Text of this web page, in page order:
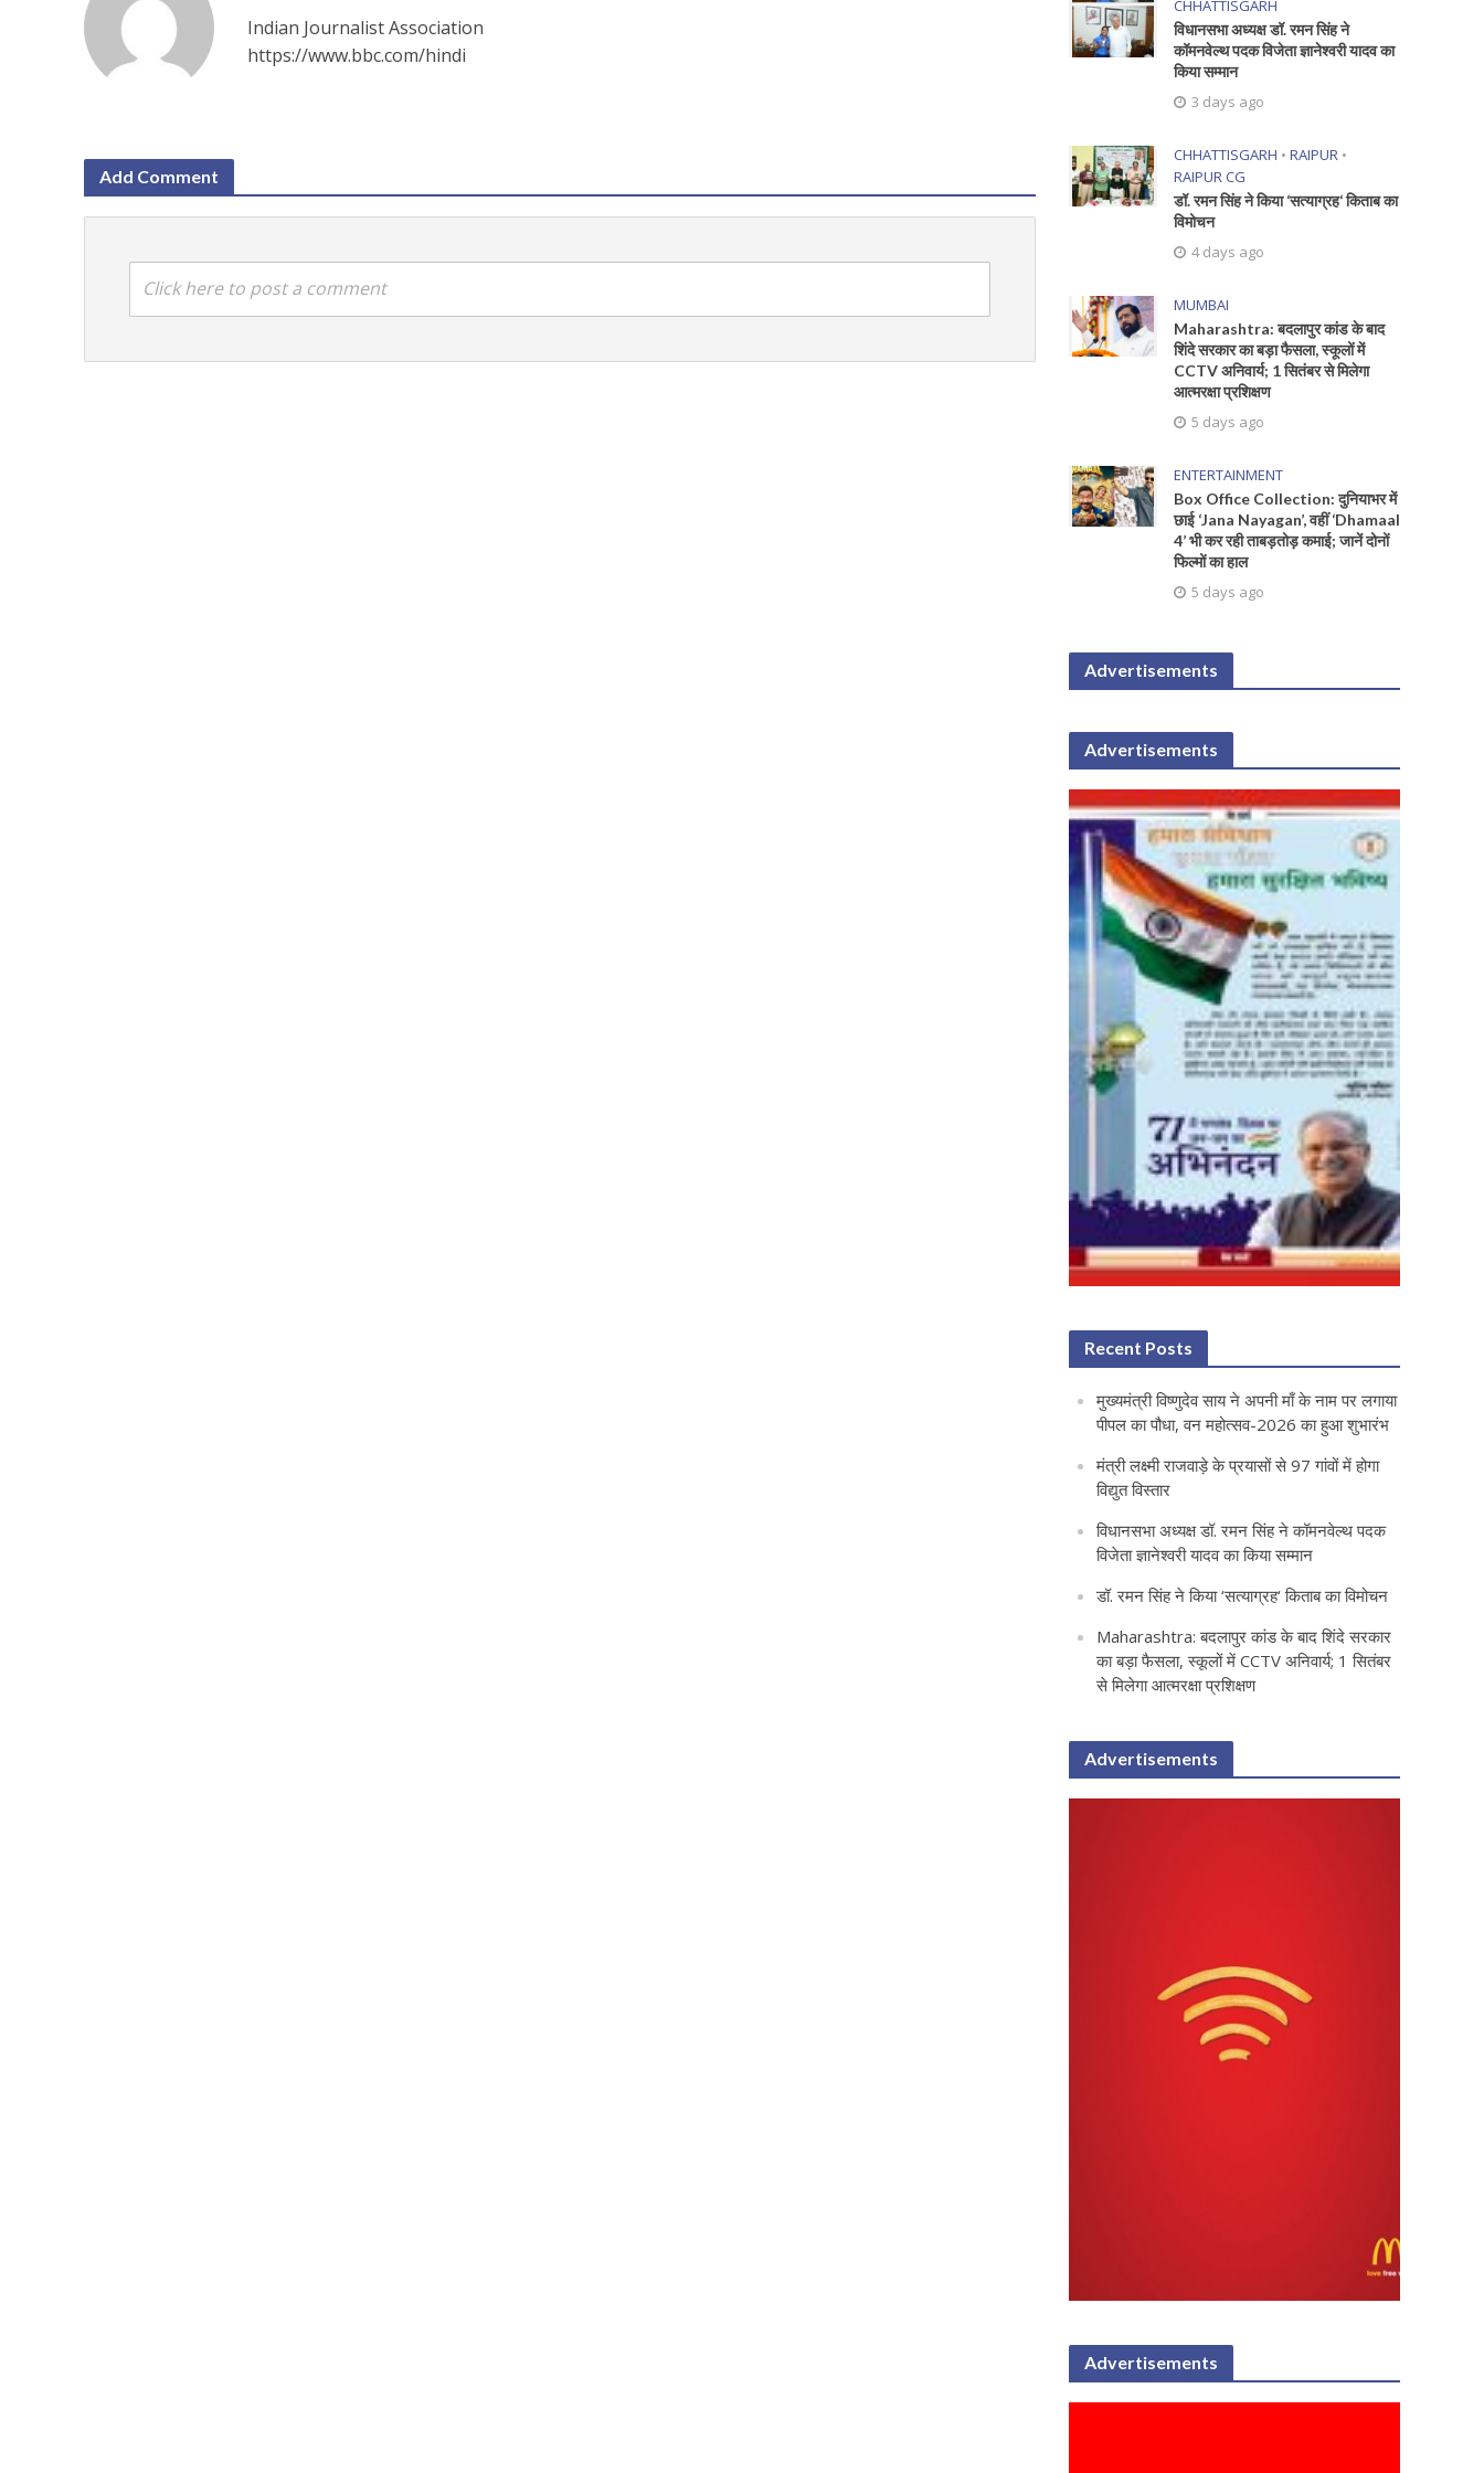
Indian Journalist Association
https://www.bbc.com/hindi
Add Comment
Click here to post a comment
CHHATTISGARH
विधानसभा अध्यक्ष डॉ. रमन सिंह ने
कॉमनवेल्थ पदक विजेता ज्ञानेश्वरी यादव का
किया सम्मान
3 days ago
CHHATTISGARH • RAIPUR •
RAIPUR CG
डॉ. रमन सिंह ने किया ‘सत्याग्रह‘ किताब का
विमोचन
4 days ago
MUMBAI
Maharashtra: बदलापुर कांड के बाद
शिंदे सरकार का बड़ा फैसला, स्कूलों में
CCTV अनिवार्य; 1 सितंबर से मिलेगा
आत्मरक्षा प्रशिक्षण
5 days ago
ENTERTAINMENT
Box Office Collection: दुनियाभर में
छाई ‘Jana Nayagan’, वहीं ‘Dhamaal
4’ भी कर रही ताबड़तोड़ कमाई; जानें दोनों
फिल्मों का हाल
5 days ago
Advertisements
Advertisements
Recent Posts
मुख्यमंत्री विष्णुदेव साय ने अपनी माँ के नाम पर लगाया
पीपल का पौधा, वन महोत्सव-2026 का हुआ शुभारंभ
मंत्री लक्ष्मी राजवाड़े के प्रयासों से 97 गांवों में होगा
विद्युत विस्तार
विधानसभा अध्यक्ष डॉ. रमन सिंह ने कॉमनवेल्थ पदक
विजेता ज्ञानेश्वरी यादव का किया सम्मान
डॉ. रमन सिंह ने किया ‘सत्याग्रह‘ किताब का विमोचन
Maharashtra: बदलापुर कांड के बाद शिंदे सरकार
का बड़ा फैसला, स्कूलों में CCTV अनिवार्य; 1 सितंबर
से मिलेगा आत्मरक्षा प्रशिक्षण
Advertisements
Advertisements